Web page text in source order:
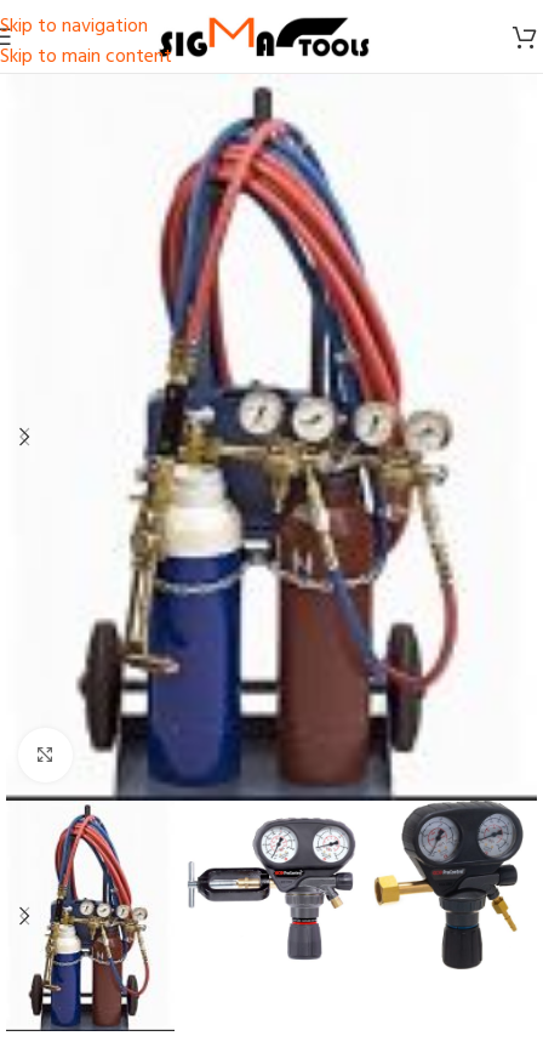
Skip to navigation
Skip to main content
Mărește